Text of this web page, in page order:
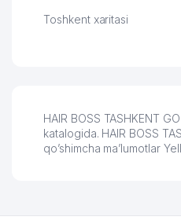
Toshkent xaritasi
HAIR BOSS TASHKENT
katalogida. HAIR BOSS
qo’shimcha ma’lumotlar